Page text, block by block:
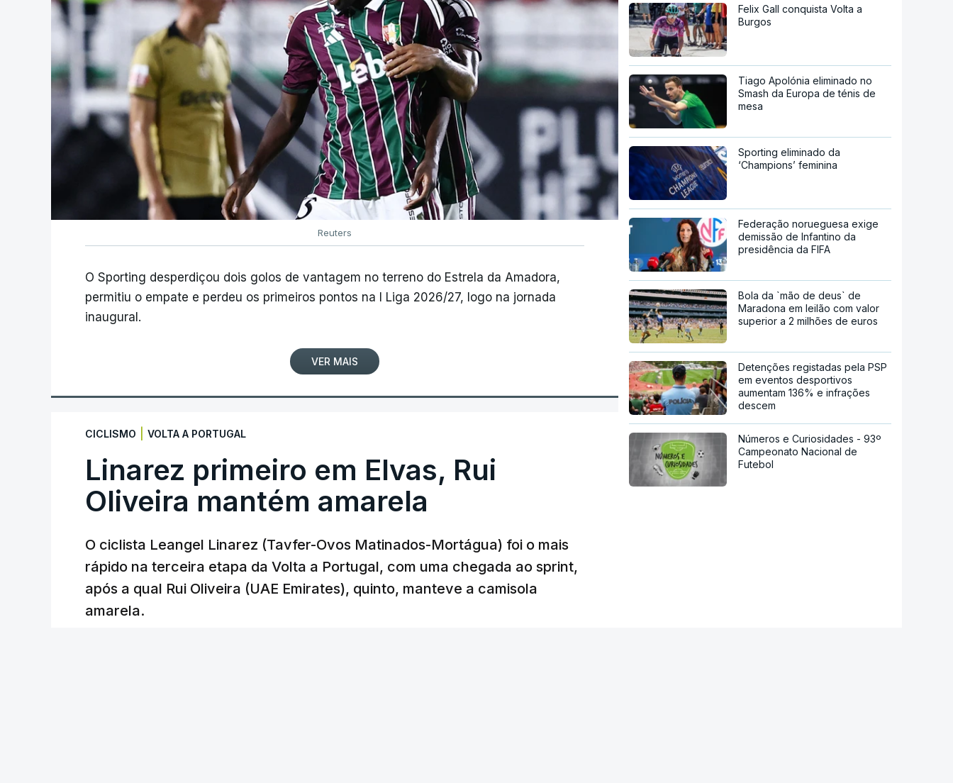
Reuters
O Sporting desperdiçou dois golos de vantagem no terreno do Estrela da Amadora,
permitiu o empate e perdeu os primeiros pontos na I Liga 2026/27, logo na jornada
inaugural.
VER MAIS
CICLISMO VOLTA A PORTUGAL
Linarez primeiro em Elvas, Rui
Oliveira mantém amarela
O ciclista Leangel Linarez (Tavfer-Ovos Matinados-Mortágua) foi o mais
rápido na terceira etapa da Volta a Portugal, com uma chegada ao sprint,
após a qual Rui Oliveira (UAE Emirates), quinto, manteve a camisola
amarela.
Felix Gall conquista Volta a
Burgos
Tiago Apolónia eliminado no
Smash da Europa de ténis de
mesa
Sporting eliminado da
‘Champions’ feminina
Federação norueguesa exige
demissão de Infantino da
presidência da FIFA
Bola da `mão de deus` de
Maradona em leilão com valor
superior a 2 milhões de euros
Detenções registadas pela PSP
em eventos desportivos
aumentam 136% e infrações
descem
Números e Curiosidades - 93º
Campeonato Nacional de
Futebol